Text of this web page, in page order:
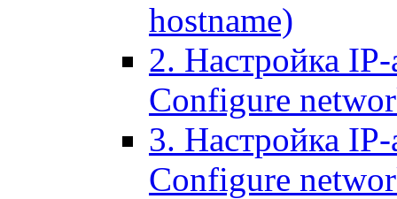
hostname)
2. Настройка IP-
Configure
3. Настройка
Configure